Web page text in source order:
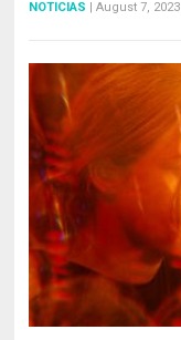
NOTICIAS August 7, 2023